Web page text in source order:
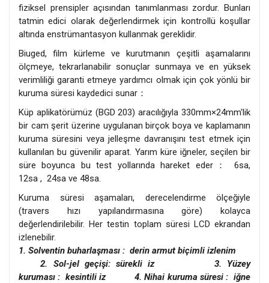
fiziksel prensipler açısından tanımlanması zordur. Bunları
tatmin edici olarak değerlendirmek için kontrollü koşullar
altında enstrümantasyon kullanmak gereklidir.
Biuged, film kürleme ve kurutmanın çeşitli aşamalarını
ölçmeye, tekrarlanabilir sonuçlar sunmaya ve en yüksek
verimliliği garanti etmeye yardımcı olmak için çok yönlü bir
kuruma süresi kaydedici sunar：
Küp aplikatörümüz (BGD 203) aracılığıyla 330mm×24mm'lik
bir cam şerit üzerine uygulanan birçok boya ve kaplamanın
kuruma süresini veya jelleşme davranışını test etmek için
kullanılan bu güvenilir aparat. Yarım küre iğneler, seçilen bir
süre boyunca bu test yollarında hareket eder： 6sa,
12sa , 24sa ve 48sa.
Kuruma süresi aşamaları, derecelendirme ölçeğiyle
(travers hızı yapılandırmasına göre) kolayca
değerlendirilebilir. Her testin toplam süresi LCD ekrandan
izlenebilir.
1. Solventin buharlaşması : derin armut biçimli izlenim
2. Sol-jel geçişi: sürekli iz
3. Yüzey
kuruması: kesintili iz 4. Nihai kuruma süresi: iğne